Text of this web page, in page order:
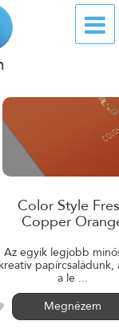
Color Style
Copper
Az egyik legjobb
kreatív papírcsaládunk,
a le ...
Megnézem